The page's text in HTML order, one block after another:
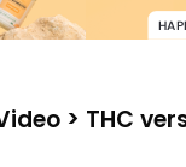
>
CBD helpt bij